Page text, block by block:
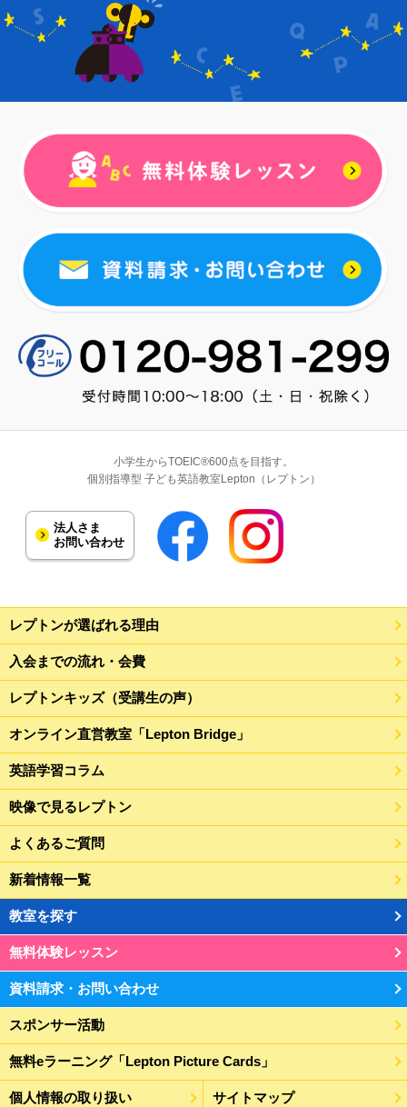
小学生からTOEIC®600点を目指す。
個別指導型 子ども英語教室Lepton（レプトン）
法人さま
お問い合わせ
レプトンが選ばれる理由
入会までの流れ・会費
レプトンキッズ（受講生の声）
オンライン直営教室「Lepton Bridge」
英語学習コラム
映像で見るレプトン
よくあるご質問
新着情報一覧
教室を探す
無料体験レッスン
資料請求・お問い合わせ
スポンサー活動
無料eラーニング「Lepton Picture Cards」
個人情報の取り扱い サイトマップ